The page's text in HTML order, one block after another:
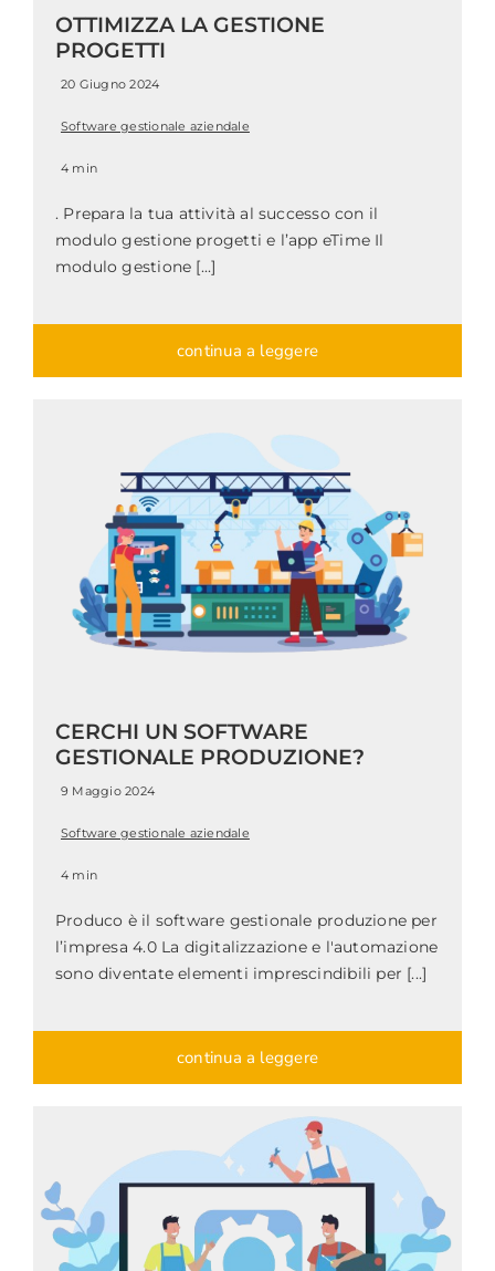
OTTIMIZZA LA GESTIONE
PROGETTI
20 Giugno 2024
Software gestionale aziendale
4 min
. Prepara la tua attività al successo con il
modulo gestione progetti e l’app eTime Il
modulo gestione [...]
continua a leggere
CERCHI UN SOFTWARE
GESTIONALE PRODUZIONE?
9 Maggio 2024
Software gestionale aziendale
4 min
Produco è il software gestionale produzione per
l’impresa 4.0 La digitalizzazione e l'automazione
sono diventate elementi imprescindibili per [...]
continua a leggere